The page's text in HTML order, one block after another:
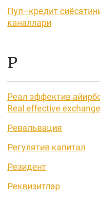
Пул–кредит
каналлари
Р
Реал эффектив
Real effective
Ревальвация
Регулятив капитал
Резидент
Реквизитлар